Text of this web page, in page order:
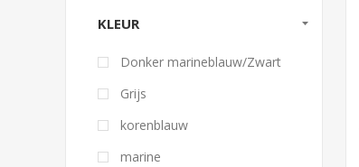
KLEUR
Donker marineblauw/Zwart
Grijs
korenblauw
marine